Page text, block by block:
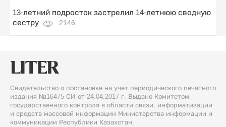
13-летний подросток застрелил 14-летнюю сводную
сестру
2146
Свидетельство о постановке на учет периодического печатного
издания №16475-СИ от 24.04.2017 г. Выдано Комитетом
государственного контроля в области связи, информатизации
и средств массовой информации Министерства информации и
коммуникации Республики Казахстан.